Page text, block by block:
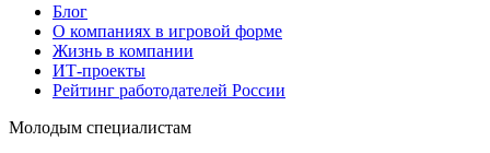
Блог
О компаниях в игровой форме
Жизнь в компании
ИТ-проекты
Рейтинг работодателей России
Молодым специалистам